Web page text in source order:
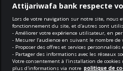
© 2026 Tous droits
Attijariwafa bank respecte
Lors de votre navigation sur notre site, nous
fonctionnement du site, et d'autres sont
- Améliorer votre expérience utilisateur, en
- Mesurer l’audience en suivant le nombre
- Proposer des offres et services
- Partager des informations avec les réseaux
Votre consentement à l'installation de
plus d'informations via notre politique de